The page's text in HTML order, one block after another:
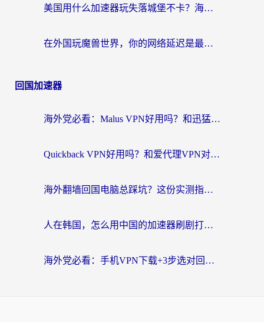
美国用什么加速器玩失落城堡不卡？海外党亲测有效的国服游戏加速指南
在外国玩魔兽世界，你的网络延迟是最大的敌人
回国加速器
海外党必看：Malus VPN好用吗？和迅猛兔VPN对比哪个回国效果更好？附真实体验与避坑指南
Quickback VPN好用吗？和爱代理VPN对比哪个回国效果更好？
海外翻墙回国电脑总踩坑？这份实测指南帮你选对加速器（附ChickCNinitapMalus对比）
人在韩国，怎么用中国的加速器刷剧打游戏？这份真实体验指南给你答案
海外党必看：手机VPN下载+3步选对回国加速器，无缝刷国内资源不再愁